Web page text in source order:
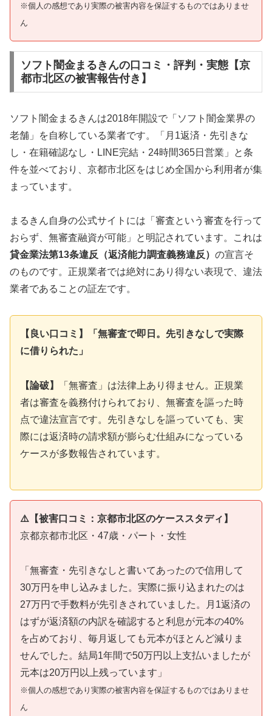
※個人の感想であり実際の被害内容を保証するものではありませ
ん
ソフト闇金まるきんの口コミ・評判・実態【京
都市北区の被害報告付き】
ソフト闇金まるきんは2018年開設で「ソフト闇金業界の
老舗」を自称している業者です。「月1返済・先引きな
し・在籍確認なし・LINE完結・24時間365日営業」と条
件を並べており、京都市北区をはじめ全国から利用者が集
まっています。
まるきん自身の公式サイトには「審査という審査を行って
おらず、無審査融資が可能」と明記されています。これは
貸金業法第13条違反（返済能力調査義務違反） の宣言そ
のものです。正規業者では絶対にあり得ない表現で、違法
業者であることの証左です。
【良い口コミ】「無審査で即日。先引きなしで実際
に借りられた」
【論破】
「無審査」は法律上あり得ません。正規業
者は審査を義務付けられており、無審査を謳った時
点で違法宣言です。先引きなしを謳っていても、実
際には返済時の請求額が膨らむ仕組みになっている
ケースが多数報告されています。
⚠️【被害口コミ：京都市北区のケーススタディ】
京都京都市北区・47歳・パート・女性
「無審査・先引きなしと書いてあったので信用して
30万円を申し込みました。実際に振り込まれたのは
27万円で手数料が先引きされていました。月1返済の
はずが返済額の内訳を確認すると利息が元本の40%
を占めており、毎月返しても元本がほとんど減りま
せんでした。結局1年間で50万円以上支払いましたが
元本は20万円以上残っています」
※個人の感想であり実際の被害内容を保証するものではありませ
ん